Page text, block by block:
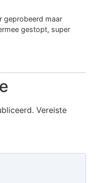
geprobeerd maar
gestopt, super
Vereiste